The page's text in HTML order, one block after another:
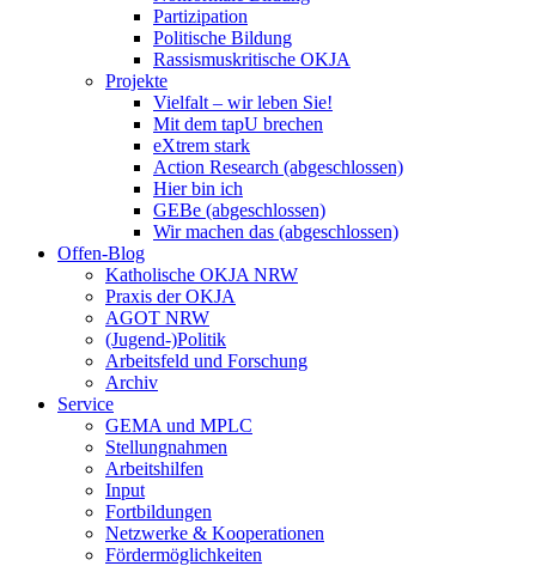
Partizipation
Politische Bildung
Rassismuskritische OKJA
Projekte
Vielfalt – wir leben Sie!
Mit dem tapU brechen
eXtrem stark
Action Research (abgeschlossen)
Hier bin ich
GEBe (abgeschlossen)
Wir machen das (abgeschlossen)
Offen-Blog
Katholische OKJA NRW
Praxis der OKJA
AGOT NRW
(Jugend-)Politik
Arbeitsfeld und Forschung
Archiv
Service
GEMA und MPLC
Stellungnahmen
Arbeitshilfen
Input
Fortbildungen
Netzwerke & Kooperationen
Fördermöglichkeiten